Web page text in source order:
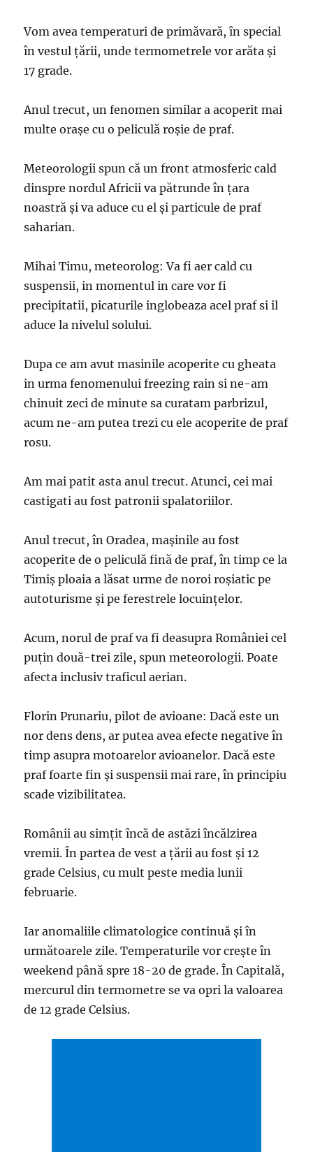
Vom avea temperaturi de primăvară, în special
în vestul ţării, unde termometrele vor arăta şi
17 grade.
Anul trecut, un fenomen similar a acoperit mai
multe oraşe cu o peliculă roşie de praf.
Meteorologii spun că un front atmosferic cald
dinspre nordul Africii va pătrunde în ţara
noastră şi va aduce cu el şi particule de praf
saharian.
Mihai Timu, meteorolog: Va fi aer cald cu
suspensii, in momentul in care vor fi
precipitatii, picaturile inglobeaza acel praf si il
aduce la nivelul solului.
Dupa ce am avut masinile acoperite cu gheata
in urma fenomenului freezing rain si ne-am
chinuit zeci de minute sa curatam parbrizul,
acum ne-am putea trezi cu ele acoperite de praf
rosu.
Am mai patit asta anul trecut. Atunci, cei mai
castigati au fost patronii spalatoriilor.
Anul trecut, în Oradea, mașinile au fost
acoperite de o peliculă fină de praf, în timp ce la
Timiș ploaia a lăsat urme de noroi roșiatic pe
autoturisme și pe ferestrele locuințelor.
Acum, norul de praf va fi deasupra României cel
puţin două-trei zile, spun meteorologii. Poate
afecta inclusiv traficul aerian.
Florin Prunariu, pilot de avioane: Dacă este un
nor dens dens, ar putea avea efecte negative în
timp asupra motoarelor avioanelor. Dacă este
praf foarte fin şi suspensii mai rare, în principiu
scade vizibilitatea.
Românii au simţit încă de astăzi încălzirea
vremii. În partea de vest a ţării au fost şi 12
grade Celsius, cu mult peste media lunii
februarie.
Iar anomaliile climatologice continuă şi în
următoarele zile. Temperaturile vor creşte în
weekend până spre 18-20 de grade. În Capitală,
mercurul din termometre se va opri la valoarea
de 12 grade Celsius.